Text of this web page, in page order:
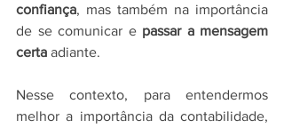
confiança, mas também na importância
de se comunicar e passar a mensagem
certa adiante.
Nesse contexto, para entendermos
melhor a importância da contabilidade,